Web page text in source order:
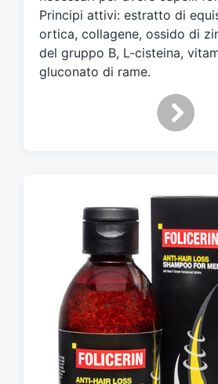
c
n
Principi attivi: estratto di
ortica, collagene, ossido di
del gruppo B, L-cisteina,
gluconato di rame.